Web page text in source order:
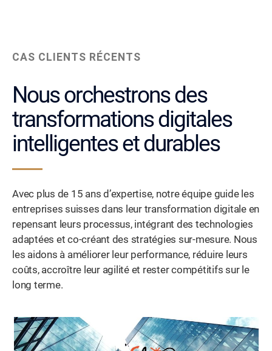
CAS CLIENTS RÉCENTS
Nous orchestrons des
transformations digitales
intelligentes et durables
Avec plus de 15 ans d’expertise, notre équipe guide les
entreprises suisses dans leur transformation digitale en
repensant leurs processus, intégrant des technologies
adaptées et co-créant des stratégies sur-mesure. Nous
les aidons à améliorer leur performance, réduire leurs
coûts, accroître leur agilité et rester compétitifs sur le
long terme.